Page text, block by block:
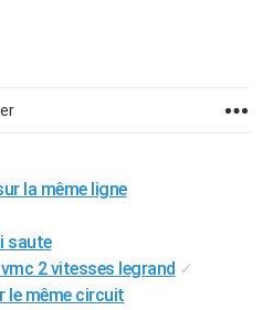
la même ligne
saute
2 vitesses legrand ✓
le même circuit